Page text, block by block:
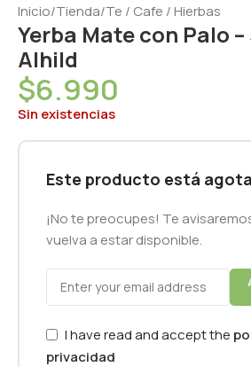
Inicio/Tienda/Te / Cafe / Hierbas
Yerba Mate con Palo
Alhild
$6.990
Sin existencias
Este producto está
¡No te preocupes! Te
vuelva a estar disponible.
I have read and accept the
privacidad